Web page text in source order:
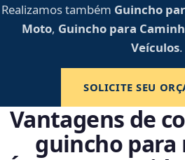
Realizamos também Guincho
Moto, Guincho para
Veículos.
SOLICITE SEU
Vantagens de
guincho para